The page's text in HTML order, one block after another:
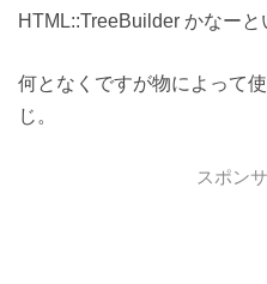
HTML::TreeBuilder かなーと
何となくですが物によって
じ。
スポン